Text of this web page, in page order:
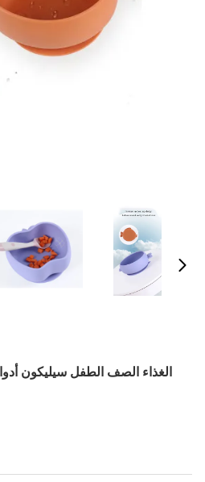
الغذاء الصف الطفل سيليكون